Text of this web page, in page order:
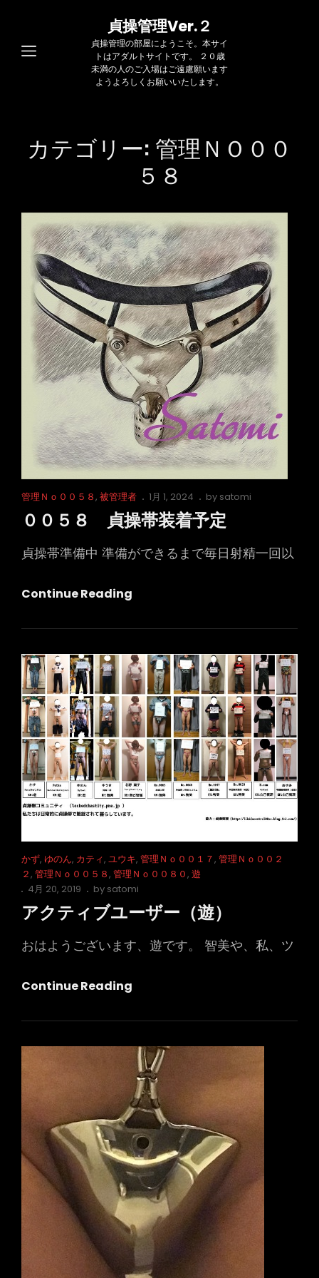
貞操管理Ver.２
貞操管理の部屋にようこそ。本サイ
トはアダルトサイトです。 ２０歳
未満の人のご入場はご遠慮願います
ようよろしくお願いいたします。
カテゴリー: 管理ＮＯ００
５８
Cat
Links
管理Ｎｏ００５８, 被管理者
Posted
on
1月 1, 2024 by satomi
００５８ 貞操帯装着予定
貞操帯準備中 準備ができるまで毎日射精一回以
Continue Reading
５
８
貞
操
帯
装
着
予
定
Cat
Links
かず, ゆのん, カティ, ユウキ, 管理Ｎｏ００１７, 管理Ｎｏ００２
２, 管理Ｎｏ００５８, 管理Ｎｏ００８０, 遊
Posted
on
4月 20, 2019 by satomi
アクティブユーザー（遊）
おはようございます、遊です。 智美や、私、ツ
Continue Reading
テ
ィ
ブ
ユ
ー
ザ
ー
（遊）